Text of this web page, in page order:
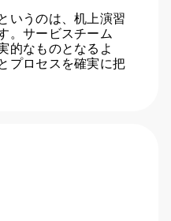
いうのは、机上演習
。サービスチーム
的なものとなるよ
プロセスを確実に把